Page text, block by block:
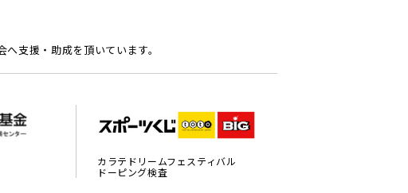
へ支援・助成を頂いています。
カラテドリームフェスティバル
ドーピング検査